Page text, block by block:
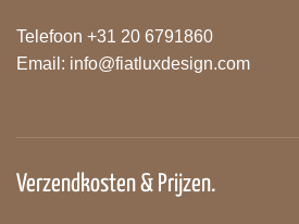
Telefoon +31 20 6791860
Email: info@fiatluxdesign.com
Verzendkosten & Prijzen.